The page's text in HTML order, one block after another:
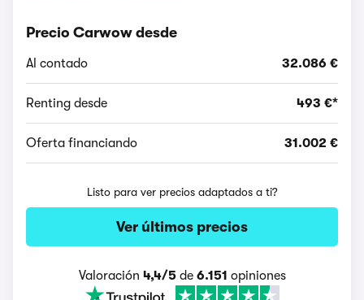
Precio Carwow desde
Al contado 32.086 €
Renting desde 493 €*
Oferta financiando 31.002 €
Listo para ver precios adaptados a ti?
Ver últimos precios
Valoración 4,4/5de 6.151 opiniones